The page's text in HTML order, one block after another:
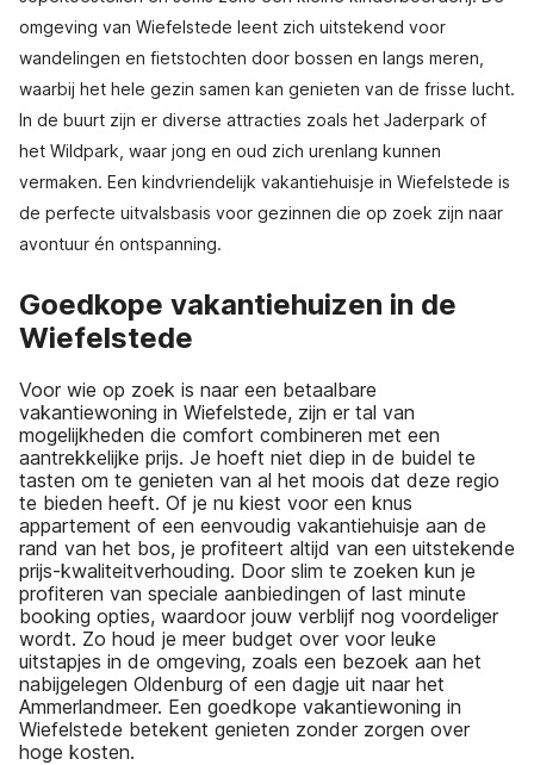
omgeving van Wiefelstede leent zich uitstekend voor
wandelingen en fietstochten door bossen en langs meren,
waarbij het hele gezin samen kan genieten van de frisse lucht.
In de buurt zijn er diverse attracties zoals het Jaderpark of
het Wildpark, waar jong en oud zich urenlang kunnen
vermaken. Een kindvriendelijk vakantiehuisje in Wiefelstede is
de perfecte uitvalsbasis voor gezinnen die op zoek zijn naar
avontuur én ontspanning.
Goedkope vakantiehuizen in de
Wiefelstede
Voor wie op zoek is naar een betaalbare
vakantiewoning in Wiefelstede, zijn er tal van
mogelijkheden die comfort combineren met een
aantrekkelijke prijs. Je hoeft niet diep in de buidel te
tasten om te genieten van al het moois dat deze regio
te bieden heeft. Of je nu kiest voor een knus
appartement of een eenvoudig vakantiehuisje aan de
rand van het bos, je profiteert altijd van een uitstekende
prijs-kwaliteitverhouding. Door slim te zoeken kun je
profiteren van speciale aanbiedingen of last minute
booking opties, waardoor jouw verblijf nog voordeliger
wordt. Zo houd je meer budget over voor leuke
uitstapjes in de omgeving, zoals een bezoek aan het
nabijgelegen Oldenburg of een dagje uit naar het
Ammerlandmeer. Een goedkope vakantiewoning in
Wiefelstede betekent genieten zonder zorgen over
hoge kosten.